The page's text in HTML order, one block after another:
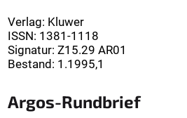
Verlag: Kluwer
ISSN: 1381-1118
Signatur: Z15.29 AR01
Bestand: 1.1995,1
Argos-Rundbrief